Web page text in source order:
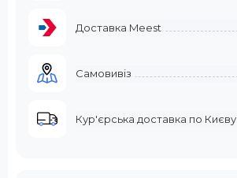
Доставка Meest
Самовивіз
Кур'єрська доставка по Києву